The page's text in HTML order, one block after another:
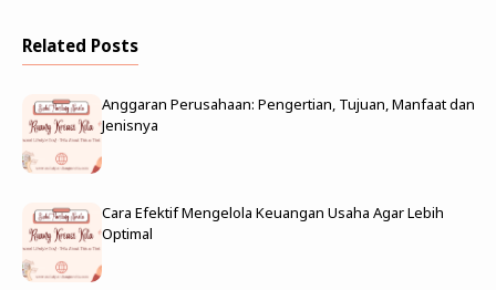
Related Posts
Anggaran Perusahaan: Pengertian, Tujuan, Manfaat dan
Jenisnya
Cara Efektif Mengelola Keuangan Usaha Agar Lebih
Optimal